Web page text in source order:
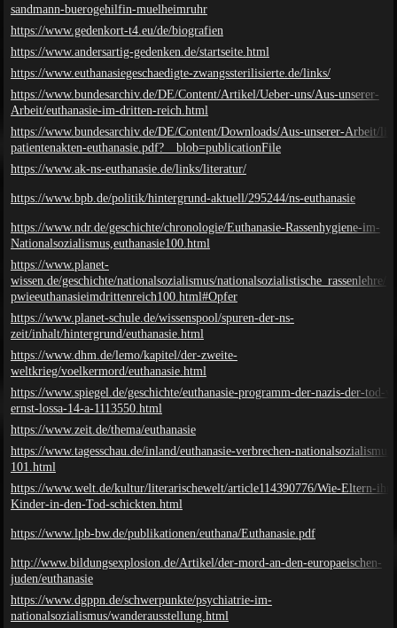
sandmann-buerogehilfin-muelheimruhr
https://www.gedenkort-t4.eu/de/biografien
https://www.andersartig-gedenken.de/startseite.html
https://www.euthanasiegeschaedigte-zwangssterilisierte.de/links/
https://www.bundesarchiv.de/DE/Content/Artikel/Ueber-uns/Aus-unserer-
Arbeit/euthanasie-im-dritten-reich.html
https://www.bundesarchiv.de/DE/Content/Downloads/Aus-unserer-Arbeit/
patientenakten-euthanasie.pdf?__blob=publicationFile
https://www.ak-ns-euthanasie.de/links/literatur/
https://www.bpb.de/politik/hintergrund-aktuell/295244/ns-euthanasie
https://www.ndr.de/geschichte/chronologie/Euthanasie-Rassenhygiene-im-
Nationalsozialismus,euthanasie100.html
https://www.planet-
wissen.de/geschichte/nationalsozialismus/nationalsozialistische_rassenlehre/
pwieeuthanasieimdrittenreich100.html#Opfer
https://www.planet-schule.de/wissenspool/spuren-der-ns-
zeit/inhalt/hintergrund/euthanasie.html
https://www.dhm.de/lemo/kapitel/der-zweite-
weltkrieg/voelkermord/euthanasie.html
https://www.spiegel.de/geschichte/euthanasie-programm-der-nazis-der-tod-
ernst-lossa-14-a-1113550.html
https://www.zeit.de/thema/euthanasie
https://www.tagesschau.de/inland/euthanasie-verbrechen-nationalsozialismus-
101.html
https://www.welt.de/kultur/literarischewelt/article114390776/Wie-Eltern-
Kinder-in-den-Tod-schickten.html
https://www.lpb-bw.de/publikationen/euthana/Euthanasie.pdf
http://www.bildungsexplosion.de/Artikel/der-mord-an-den-europaeischen-
juden/euthanasie
https://www.dgppn.de/schwerpunkte/psychiatrie-im-
nationalsozialismus/wanderausstellung.html